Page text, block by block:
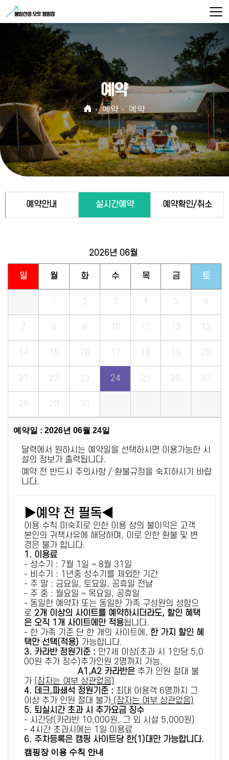
예약
예약 예약
예약안내 실시간예약 예약확인/취소
2026년 06월
일 월 화 수 목 금 토
1 2 3 4 5 6
7 8 9 10 11 12 13
14 15 16 17 18 19 20
21 22 23 24 25 26 27
28 29 30
예약일 : 2026년 06월 24일
달력에서 원하시는 예약일을 선택하시면 이용가능한 시
설의 정보가 출력됩니다.
예약 전 반드시 주의사항 / 환불규정을 숙지하시기 바랍
니다.
▶예약 전 필독◀
이용 수칙 미숙지로 인한 이용 상의 불이익은 고객
본인의 귀책사유에 해당하며, 이로 인한 환불 및 변
경은 불가 합니다.
1. 이용료
- 성수기 : 7월 1일 ~ 8월 31일
- 비수기 : 1년중 성수기를 제외한 기간
- 주 말 : 금요일, 토요일, 공휴일 전날
- 주 중 : 월요일 ~ 목요일, 공휴일
- 동일한 예약자 또는 동일한 가족 구성원의 성함으
로 2개 이상의 사이트를 예약하시더라도, 할인 혜택
은 오직 1개 사이트에만 적용됩니다.
- 한 가족 기준 단 한 개의 사이트에, 한 가지 할인 혜
택만 선택(적용) 가능합니다.
3. 카라반 정원기준 : 만7세 이상(초과 시 1인당 5,0
00원 추가 징수)추가인원 2명까지 가능,
A1,A2 카라반은 추가 인원 절대 불
가 (잠자는 여부 상관없음)
4. 데크,파쇄석 정원기준 : ​최대 이용객 6명까지 그
이상 추가 인원 절대 불가 (잠자는 여부 상관없음)
5. 퇴실시간 초과 시 추가요금 징수
- 시간당(카라반 10,000원, 그 외 시설 5,000원)
- 4시간 초과시에는 1일 이용료
6. 주차등록은 캠핑 사이트당 한(1)대만 가능합니다.
캠핑장 이용 수칙 안내